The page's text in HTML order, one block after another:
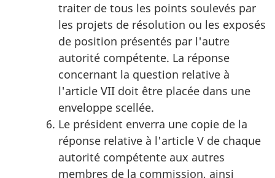
traiter de tous les points soulevés par
les projets de résolution ou les exposés
de position présentés par l'autre
autorité compétente. La réponse
concernant la question relative à
l'article VII doit être placée dans une
enveloppe scellée.
Le président enverra une copie de la
réponse relative à l'article V de chaque
autorité compétente aux autres
membres de la commission, ainsi